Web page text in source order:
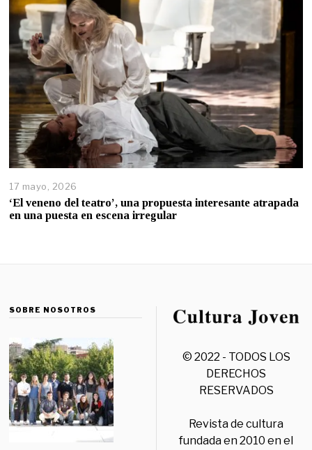
17 mayo, 2026
‘El veneno del teatro’, una propuesta interesante atrapada
en una puesta en escena irregular
SOBRE NOSOTROS
© 2022 - TODOS LOS
DERECHOS
RESERVADOS
Revista de cultura
fundada en 2010 en el